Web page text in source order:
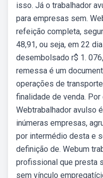
isso. Já o trabalhador
para empresas sem.
refeição completa,
48,91, ou seja, em 22
desembolsado r$ 1.
remessa é um
operações de
finalidade de venda.
Webtrabalhador avulso
inúmeras empresas,
por intermédio desta e
definição de. Webum
profissional que presta
sem vínculo